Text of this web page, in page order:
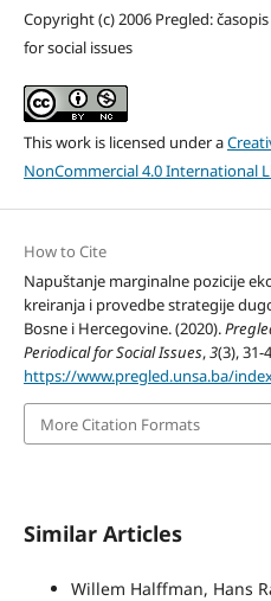
Copyright (c) 2006 Pregled:
for social issues
This work is licensed under a
NonCommercial 4.0 International
How to Cite
Napuštanje marginalne pozicije
kreiranja i provedbe strategije
Bosne i Hercegovine. (2020).
Periodical for Social Issues,3(3), 31-
https://www.pregled.unsa.ba/
More Citation Formats
Similar Articles
Willem Halffman, Hans